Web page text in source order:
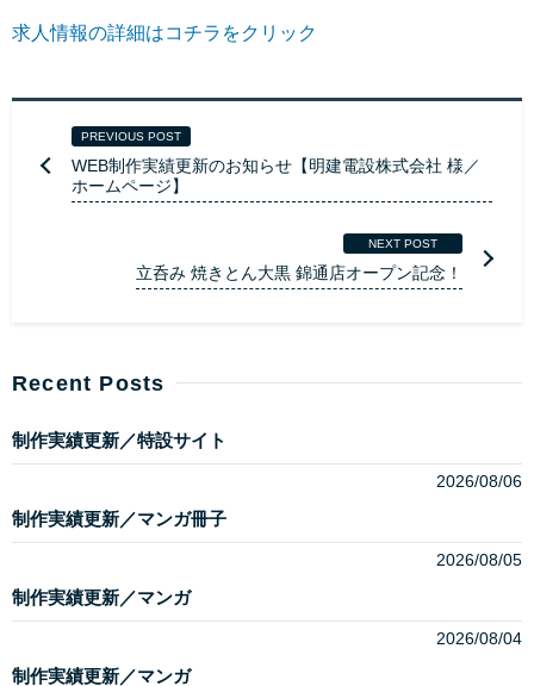
求人情報の詳細はコチラをクリック
PREVIOUS POST
WEB制作実績更新のお知らせ【明建電設株式会社 様／
ホームページ】
NEXT POST
立呑み 焼きとん大黒 錦通店オープン記念！
Recent Posts
制作実績更新／特設サイト
2026/08/06
制作実績更新／マンガ冊子
2026/08/05
制作実績更新／マンガ
2026/08/04
制作実績更新／マンガ